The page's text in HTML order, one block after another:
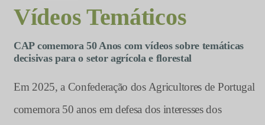
Vídeos Temáticos
CAP comemora 50 Anos com vídeos sobre temáticas
decisivas para o setor agrícola e florestal
Em 2025, a Confederação dos Agricultores de Portugal
comemora 50 anos em defesa dos interesses dos